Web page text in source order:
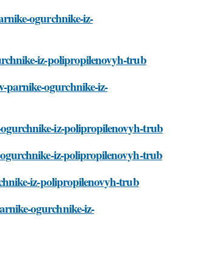
ogurchnike-iz-
iz-polipropilenovyh-trub
parnike-ogurchnike-iz-
iz-polipropilenovyh-trub
iz-polipropilenovyh-trub
iz-polipropilenovyh-trub
ogurchnike-iz-